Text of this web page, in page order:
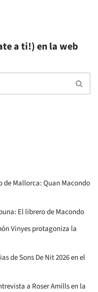
a ti!) en la web
de Mallorca: Quan Macondo
El librero de Macondo
Vinyes protagoniza la
de Sons De Nit 2026 en el
a Roser Amills en la